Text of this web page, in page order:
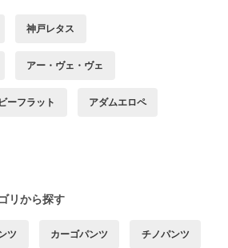
神戸レタス
アー・ヴェ・ヴェ
ビーフラット アダムエロペ
リから探す
ツ カーゴパンツ チノパンツ